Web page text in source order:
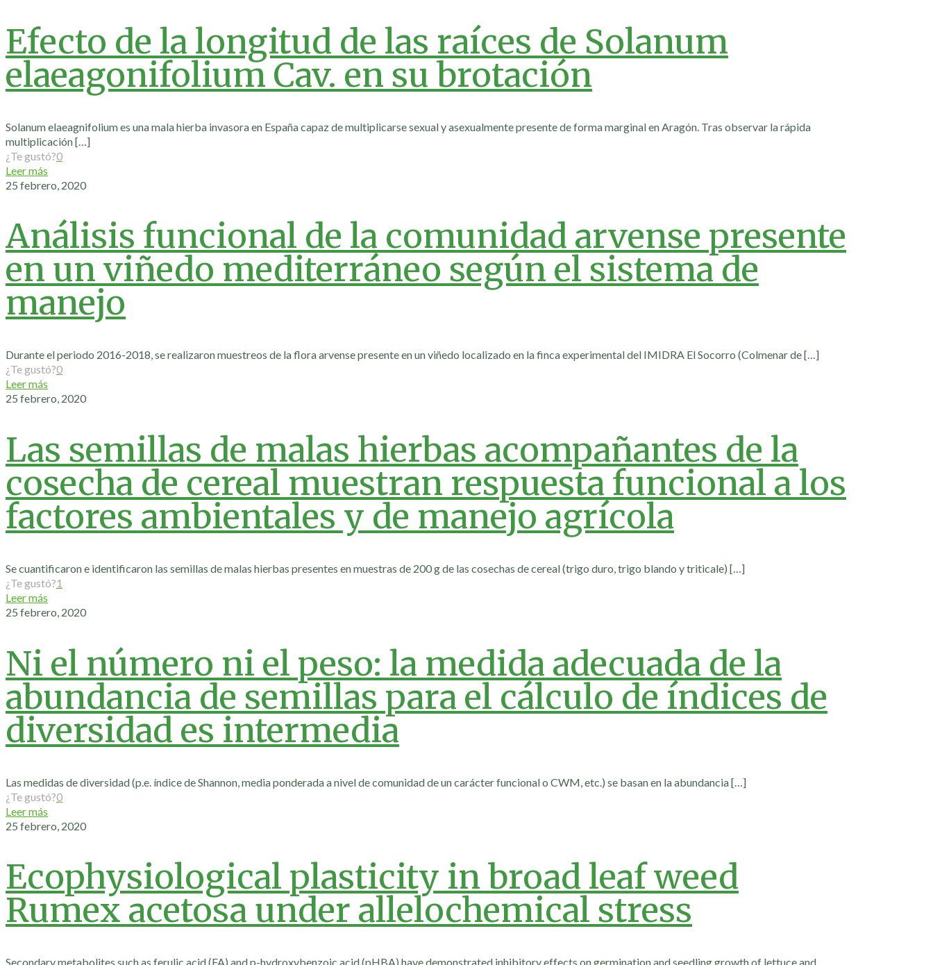
Efecto de la longitud de las raíces de Solanum
elaeagonifolium Cav. en su brotación
Solanum elaeagnifolium es una mala hierba invasora en España capaz de multiplicarse sexual y asexualmente presente de forma marginal en Aragón. Tras observar la rápida
multiplicación[…]
¿Te gustó?0
Leer más
25 febrero, 2020
Análisis funcional de la comunidad arvense presente
en un viñedo mediterráneo según el sistema de
manejo
Durante el periodo 2016-2018, se realizaron muestreos de la flora arvense presente en un viñedo localizado en la finca experimental del IMIDRA El Socorro (Colmenar de[…]
¿Te gustó?0
Leer más
25 febrero, 2020
Las semillas de malas hierbas acompañantes de la
cosecha de cereal muestran respuesta funcional a los
factores ambientales y de manejo agrícola
Se cuantificaron e identificaron las semillas de malas hierbas presentes en muestras de 200 g de las cosechas de cereal (trigo duro, trigo blando y triticale) […]
¿Te gustó?1
Leer más
25 febrero, 2020
Ni el número ni el peso: la medida adecuada de la
abundancia de semillas para el cálculo de índices de
diversidad es intermedia
Las medidas de diversidad (p.e. índice de Shannon, media ponderada a nivel de comunidad de un carácter funcional o CWM, etc.) se basan en la abundancia[…]
¿Te gustó?0
Leer más
25 febrero, 2020
Ecophysiological plasticity in broad leaf weed
Rumex acetosa under allelochemical stress
Secondary metabolites such as ferulic acid (FA) and p-hydroxybenzoic acid (pHBA) have demonstrated inhibitory effects on germination and seedling growth of lettuce and